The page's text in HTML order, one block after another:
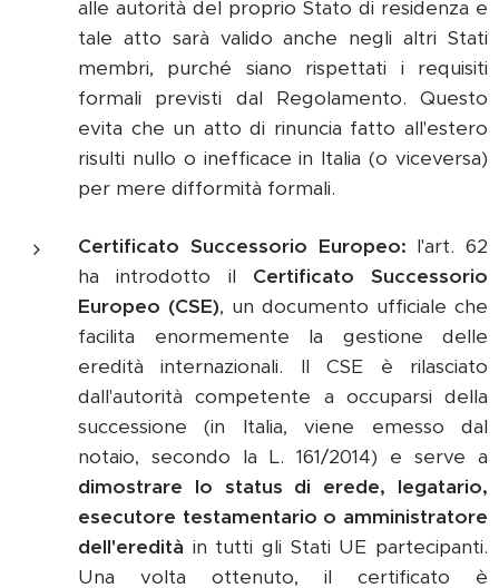
alle autorità del proprio Stato di residenza e
tale atto sarà valido anche negli altri Stati
membri, purché siano rispettati i requisiti
formali previsti dal Regolamento. Questo
evita che un atto di rinuncia fatto all'estero
risulti nullo o inefficace in Italia (o viceversa)
per mere difformità formali.
Certificato Successorio Europeo: l'art. 62
ha introdotto il Certificato Successorio
Europeo (CSE), un documento ufficiale che
facilita enormemente la gestione delle
eredità internazionali. Il CSE è rilasciato
dall'autorità competente a occuparsi della
successione (in Italia, viene emesso dal
notaio, secondo la L. 161/2014) e serve a
dimostrare lo status di erede, legatario,
esecutore testamentario o amministratore
dell'eredità in tutti gli Stati UE partecipanti.
Una volta ottenuto, il certificato è